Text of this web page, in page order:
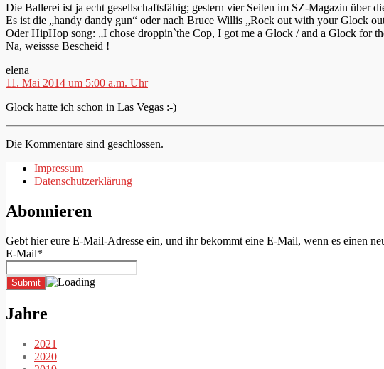
Die Ballerei ist ja echt gesellschaftsfähig; gestern vier Seiten im SZ-Magazin über
Es ist die „handy dandy gun“ oder nach Bruce Willis „Rock out with your Glock
Oder HipHop song: „I chose droppin`the Cop, I got me a Glock / and a Glock for
Na, weissse Bescheid !
elena
11. Mai 2014 um 5:00 a.m. Uhr
Glock hatte ich schon in Las Vegas :-)
Die Kommentare sind geschlossen.
Impressum
Datenschutzerklärung
Abonnieren
Gebt hier eure E-Mail-Adresse ein, und ihr bekommt eine E-Mail, wenn es einen
E-Mail*
Jahre
2021
2020